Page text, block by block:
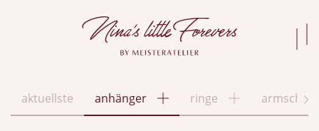
aktuellste anhänger ringe